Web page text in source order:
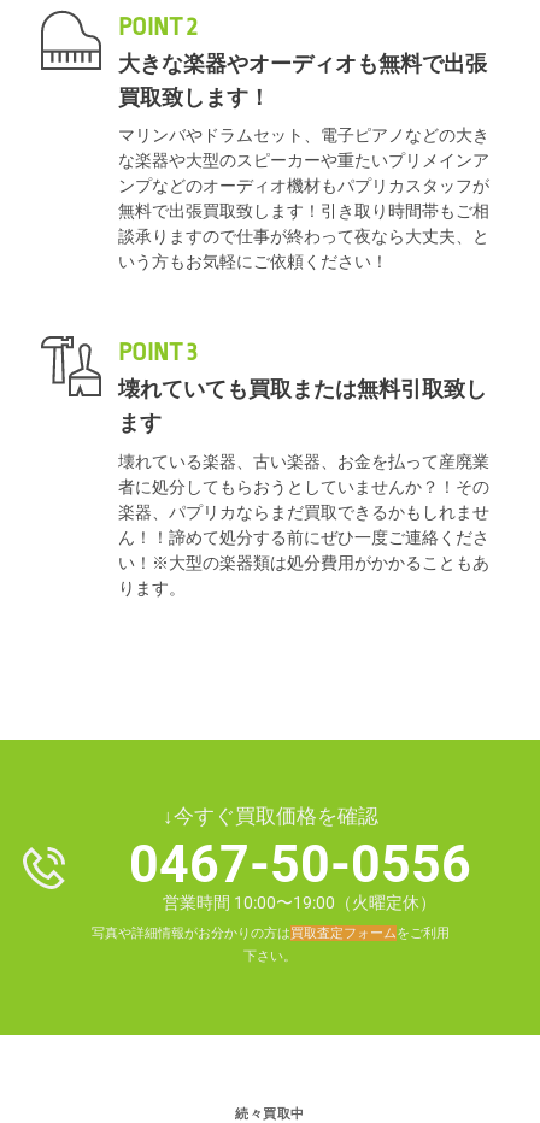
POINT 2
大きな楽器やオーディオも無料で出張
買取致します！
マリンバやドラムセット、電子ピアノなどの大き
な楽器や大型のスピーカーや重たいプリメインア
ンプなどのオーディオ機材もパプリカスタッフが
無料で出張買取致します！引き取り時間帯もご相
談承りますので仕事が終わって夜なら大丈夫、と
いう方もお気軽にご依頼ください！
POINT 3
壊れていても買取または無料引取致し
ます
壊れている楽器、古い楽器、お金を払って産廃業
者に処分してもらおうとしていませんか？！その
楽器、パプリカならまだ買取できるかもしれませ
ん！！諦めて処分する前にぜひ一度ご連絡くださ
い！※大型の楽器類は処分費用がかかることもあ
ります。
↓今すぐ買取価格を確認
0467-50-0556
営業時間 10:00〜19:00（火曜定休）
写真や詳細情報がお分かりの方は買取査定フォームをご利用
下さい。
続々買取中